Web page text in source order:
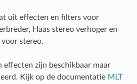
uit effecten en filters voor
Haas stereo verhoger en
stereo.
effecten zijn beschikbaar maar
Kijk op de documentatie MLT